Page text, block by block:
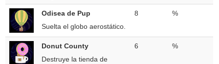
Odisea de Pup
Suelta el globo aerostático.
8 %
Donut County
Destruye la tienda de
6 %